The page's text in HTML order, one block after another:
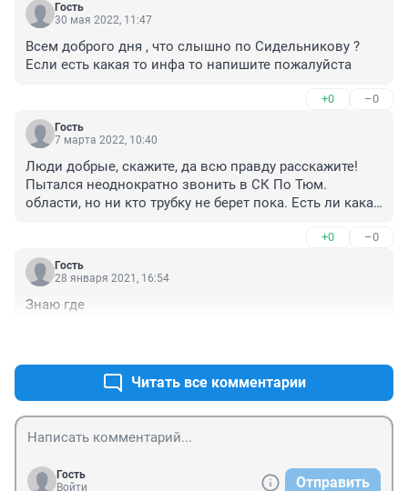
Гость
30 мая 2022, 11:47
Всем доброго дня , что слышно по Сидельникову ?
Если есть какая то инфа то напишите пожалуйста
+0 –0
Гость
7 марта 2022, 10:40
Люди добрые, скажите, да всю правду расскажите!
Пытался неоднократно звонить в СК По Тюм.
области, но ни кто трубку не берет пока. Есть ли какая
+0 –0
Гость
28 января 2021, 16:54
Знаю где
Читать все комментарии
Гость
Войти
Отправить